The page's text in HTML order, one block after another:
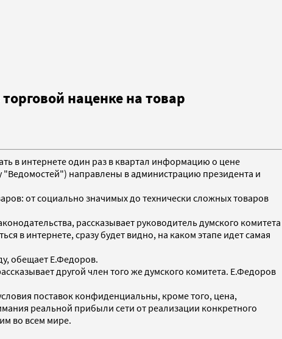
наценке на товар
в интернете один раз в квартал информацию о цене
"Ведомостей") направлены в администрацию президента и
от социально значимых до технически сложных товаров
рассказывает руководитель думского комитета
в интернете, сразу будет видно, на каком этапе идет самая
обещает Е.Федоров.
другой член того же думского комитета. Е.Федоров
поставок конфиденциальны, кроме того, цена,
реальной прибыли сети от реализации конкретного
во всем мире.